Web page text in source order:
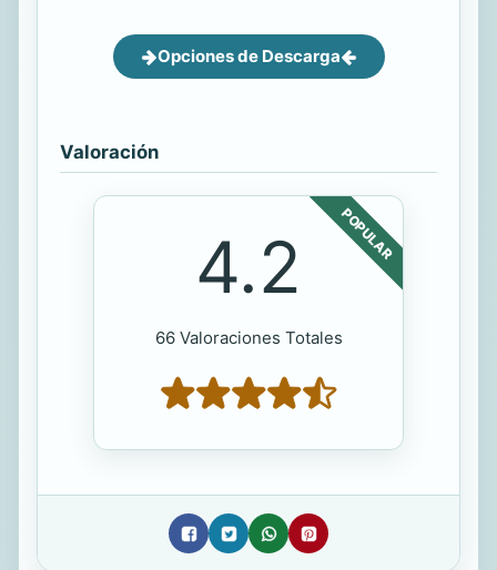
Opciones de Descarga
Valoración
POPULAR
4.2
66 Valoraciones Totales